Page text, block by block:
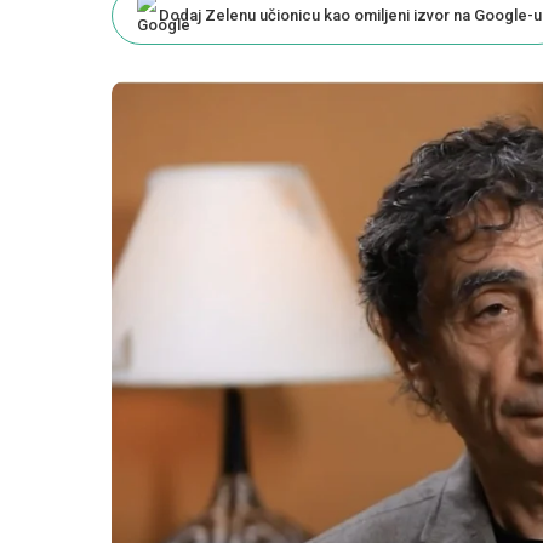
Dodaj Zelenu učionicu kao omiljeni izvor na Google-u